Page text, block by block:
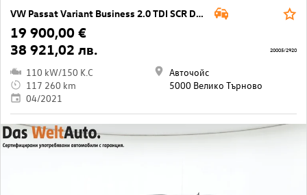
VW Passat Variant Business 2.0 TDI SCR DSG
19 900,00 €
38 921,02 лв.
110 kW/150 K.C
117 260 km
04/2021
Авточойс
5000 Велико Търново
20005/2920